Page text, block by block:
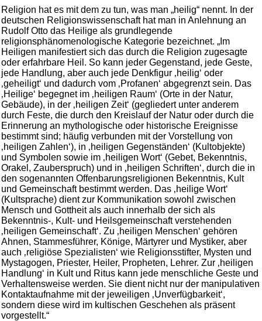
Religion hat es mit dem zu tun, was man „heilig“ nennt. In der
deutschen Religionswissenschaft hat man in Anlehnung an
Rudolf Otto das Heilige als grundlegende
religionsphänomenologische Kategorie bezeichnet. „Im
Heiligen manifestiert sich das durch die Religion zugesagte
oder erfahrbare Heil. So kann jeder Gegenstand, jede Geste,
jede Handlung, aber auch jede Denkfigur ‚heilig‘ oder
‚geheiligt‘ und dadurch vom ‚Profanen‘ abgegrenzt sein. Das
‚Heilige‘ begegnet im ‚heiligen Raum‘ (Orte in der Natur,
Gebäude), in der ‚heiligen Zeit‘ (gegliedert unter anderem
durch Feste, die durch den Kreislauf der Natur oder durch die
Erinnerung an mythologische oder historische Ereignisse
bestimmt sind; häufig verbunden mit der Vorstellung von
‚heiligen Zahlen‘), in ‚heiligen Gegenständen‘ (Kultobjekte)
und Symbolen sowie im ‚heiligen Wort‘ (Gebet, Bekenntnis,
Orakel, Zauberspruch) und in ‚heiligen Schriften‘, durch die in
den sogenannten Offenbarungsreligionen Bekenntnis, Kult
und Gemeinschaft bestimmt werden. Das ‚heilige Wort‘
(Kultsprache) dient zur Kommunikation sowohl zwischen
Mensch und Gottheit als auch innerhalb der sich als
Bekenntnis-, Kult- und Heilsgemeinschaft verstehenden
‚heiligen Gemeinschaft‘. Zu ‚heiligen Menschen‘ gehören
Ahnen, Stammesführer, Könige, Märtyrer und Mystiker, aber
auch ‚religiöse Spezialisten‘ wie Religionsstifter, Mysten und
Mystagogen, Priester, Heiler, Propheten, Lehrer. Zur ‚heiligen
Handlung‘ in Kult und Ritus kann jede menschliche Geste und
Verhaltensweise werden. Sie dient nicht nur der manipulativen
Kontaktaufnahme mit der jeweiligen ‚Unverfügbarkeit‘,
sondern diese wird im kultischen Geschehen als präsent
vorgestellt.“